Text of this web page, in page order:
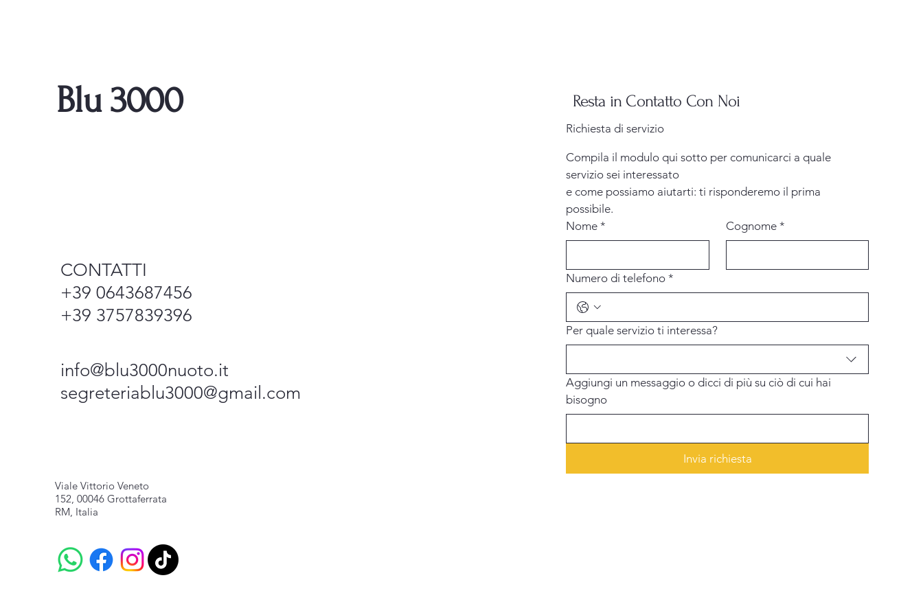
Blu 3000
CONTATTI
+39 0643687456
+39 3757839396
info@blu3000nuoto.it
segreteriablu3000@gmail.com
Viale Vittorio Veneto
152, 00046 Grottaferrata
RM, Italia
Resta in Contatto Con Noi
Richiesta di servizio
Compila il modulo qui sotto per comunicarci a quale
servizio sei interessato
e come possiamo aiutarti: ti risponderemo il prima
possibile.
Nome * Cognome *
Numero di telefono *
Per quale servizio ti interessa?
Aggiungi un messaggio o dicci di più su ciò di cui hai
bisogno
Invia richiesta